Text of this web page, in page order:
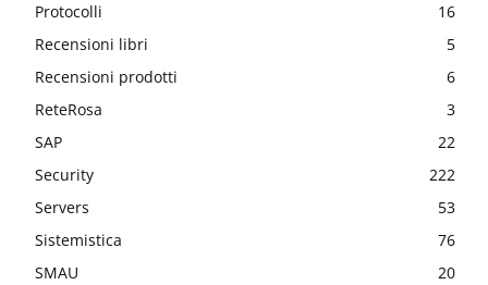
Protocolli
16
Recensioni libri
5
Recensioni prodotti
6
ReteRosa
3
SAP
22
Security
222
Servers
53
Sistemistica
76
SMAU
20